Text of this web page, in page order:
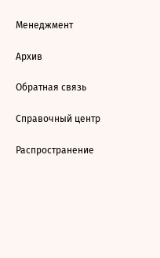
Менеджмент
Архив
Обратная связь
Справочный центр
Распространение